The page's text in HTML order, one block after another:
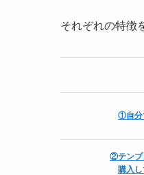
それぞれの特徴
①自分
②テンプ
購入